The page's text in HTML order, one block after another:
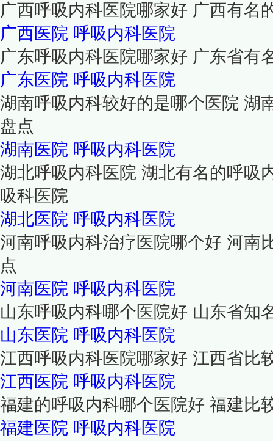
广西呼吸内科医院哪家好 广西有名
广西医院 呼吸内科医院
广东呼吸内科医院哪家好 广东省有
广东医院 呼吸内科医院
湖南呼吸内科较好的是哪个医院 湖
盘点
湖南医院 呼吸内科医院
湖北呼吸内科医院 湖北有名的呼吸
吸科医院
湖北医院 呼吸内科医院
河南呼吸内科治疗医院哪个好 河南
点
河南医院 呼吸内科医院
山东呼吸内科哪个医院好 山东省知
山东医院 呼吸内科医院
江西呼吸内科医院哪家好 江西省比
江西医院 呼吸内科医院
福建的呼吸内科哪个医院好 福建比
福建医院 呼吸内科医院